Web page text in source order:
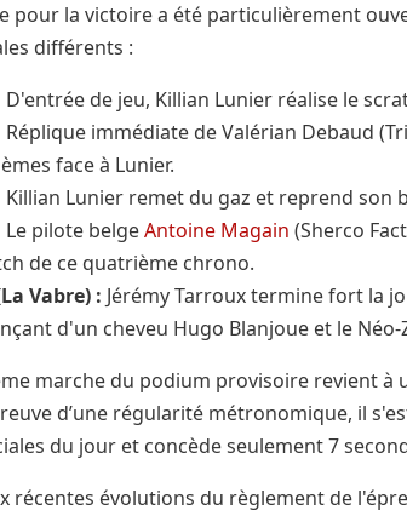
pour la victoire a été particulièrement
différents :
D'entrée de jeu, Killian Lunier réalise le
Réplique immédiate de Valérian Debaud
face à Lunier.
Killian Lunier remet du gaz et reprend son
Le pilote belgeAntoine Magain (Sherco
de ce quatrième chrono.
Vabre) : Jérémy Tarroux termine fort la
d'un cheveu Hugo Blanjoue et le
marche du podium provisoire revient à
d’une régularité métronomique, il
du jour et concède seulement 7
récentes évolutions du règlement de